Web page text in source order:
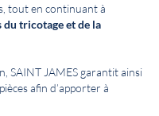
tout en continuant à
tricotage et de la
SAINT JAMES garantit ainsi
afin d’apporter à